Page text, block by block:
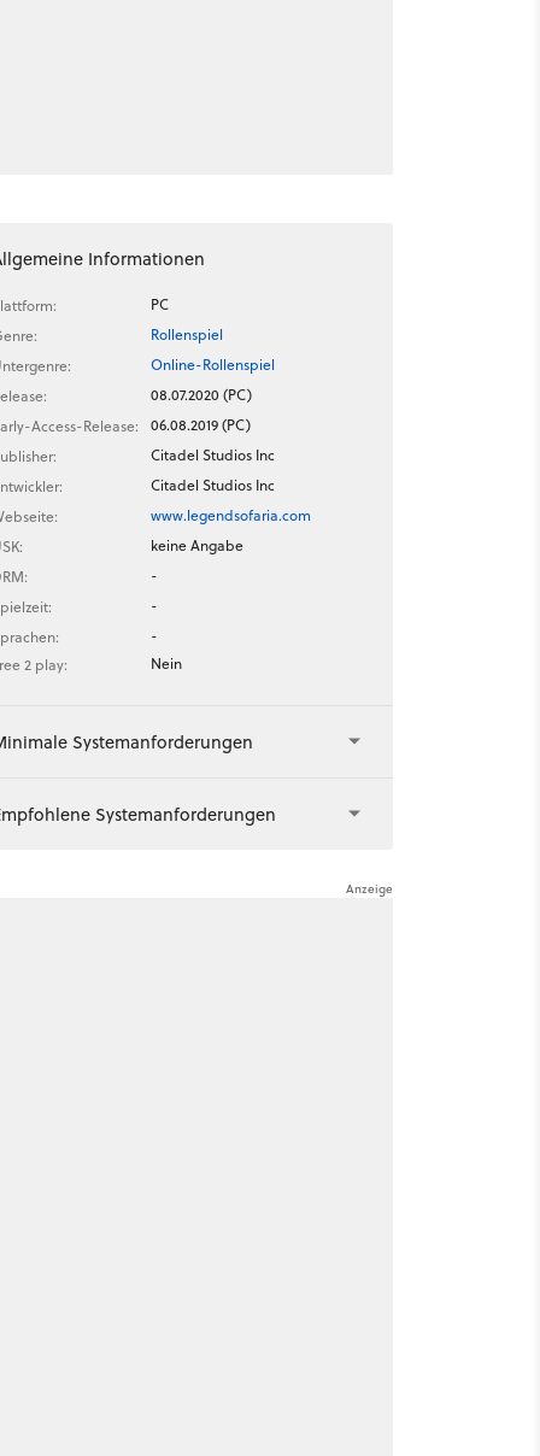
Informationen
PC
Rollenspiel
Online-Rollenspiel
08.07.2020 (PC)
Access-Release:
06.08.2019 (PC)
Citadel Studios Inc
Citadel Studios Inc
www.legendsofaria.com
keine Angabe
-
-
-
2 play:
Nein
Systemanforderungen
Systemanforderungen